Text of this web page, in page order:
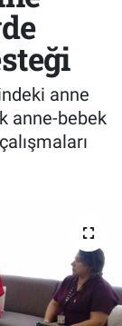
anne
anne-bebek